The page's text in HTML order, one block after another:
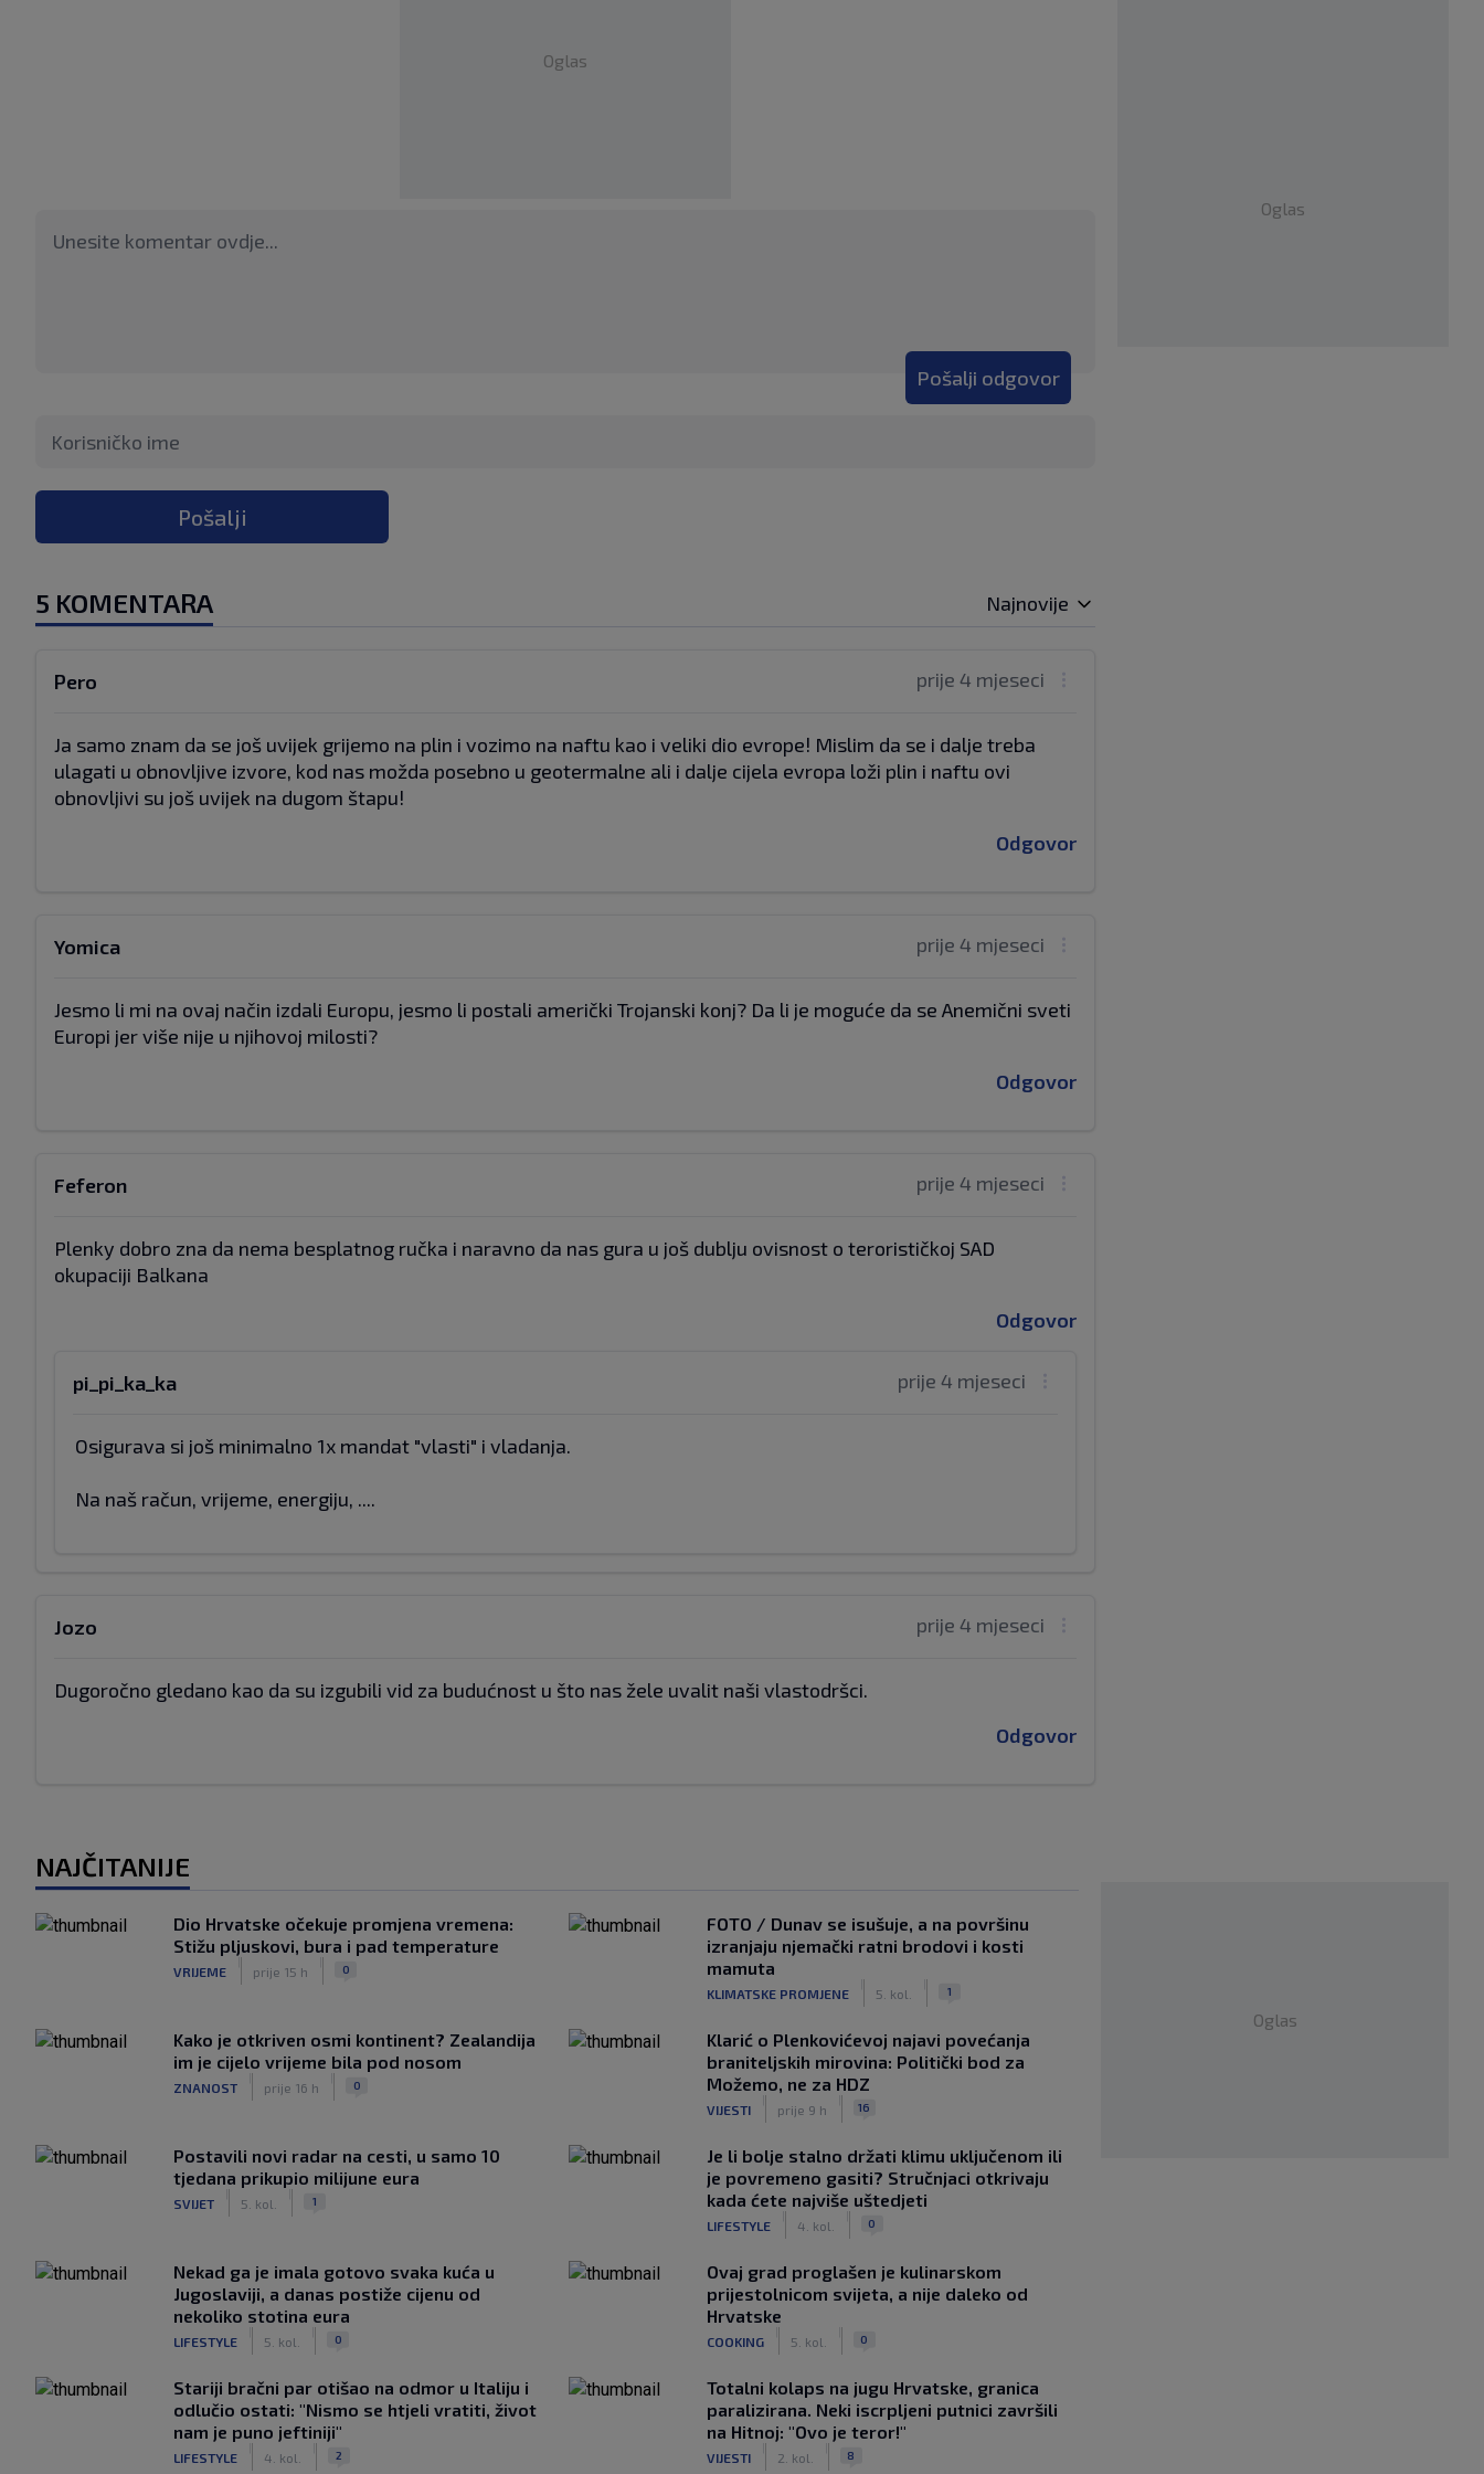
Oglas
Pošalji odgovor
Pošalji
5 KOMENTARA Najnovije
prije 4 mjeseci
Pero
Ja samo znam da se još uvijek grijemo na plin i vozimo na naftu kao i veliki dio evrope! Mislim da se i dalje treba
ulagati u obnovljive izvore, kod nas možda posebno u geotermalne ali i dalje cijela evropa loži plin i naftu ovi
obnovljivi su još uvijek na dugom štapu!
Odgovor
prije 4 mjeseci
Yomica
Jesmo li mi na ovaj način izdali Europu, jesmo li postali američki Trojanski konj? Da li je moguće da se Anemični sveti
Europi jer više nije u njihovoj milosti?
Odgovor
prije 4 mjeseci
Feferon
Plenky dobro zna da nema besplatnog ručka i naravno da nas gura u još dublju ovisnost o terorističkoj SAD
okupaciji Balkana
Odgovor
prije 4 mjeseci
pi_pi_ka_ka
Osigurava si još minimalno 1x mandat "vlasti" i vladanja.
Na naš račun, vrijeme, energiju, ....
prije 4 mjeseci
Jozo
Dugoročno gledano kao da su izgubili vid za budućnost u što nas žele uvalit naši vlastodršci.
Odgovor
Oglas
NAJČITANIJE
Dio Hrvatske očekuje promjena vremena:
Stižu pljuskovi, bura i pad temperature
VRIJEME prije 15 h 0
FOTO / Dunav se isušuje, a na površinu
izranjaju njemački ratni brodovi i kosti
mamuta
KLIMATSKE PROMJENE 5. kol. 1
Kako je otkriven osmi kontinent? Zealandija
im je cijelo vrijeme bila pod nosom
ZNANOST prije 16 h 0
Klarić o Plenkovićevoj najavi povećanja
braniteljskih mirovina: Politički bod za
Možemo, ne za HDZ
VIJESTI prije 9 h 16
Postavili novi radar na cesti, u samo 10
tjedana prikupio milijune eura
SVIJET 5. kol. 1
Je li bolje stalno držati klimu uključenom ili
je povremeno gasiti? Stručnjaci otkrivaju
kada ćete najviše uštedjeti
LIFESTYLE 4. kol. 0
Nekad ga je imala gotovo svaka kuća u
Jugoslaviji, a danas postiže cijenu od
nekoliko stotina eura
LIFESTYLE 5. kol. 0
Ovaj grad proglašen je kulinarskom
prijestolnicom svijeta, a nije daleko od
Hrvatske
COOKING 5. kol. 0
Stariji bračni par otišao na odmor u Italiju i
odlučio ostati: "Nismo se htjeli vratiti, život
nam je puno jeftiniji"
LIFESTYLE 4. kol. 2
Totalni kolaps na jugu Hrvatske, granica
paralizirana. Neki iscrpljeni putnici završili
na Hitnoj: "Ovo je teror!"
VIJESTI 2. kol. 8
Oglas